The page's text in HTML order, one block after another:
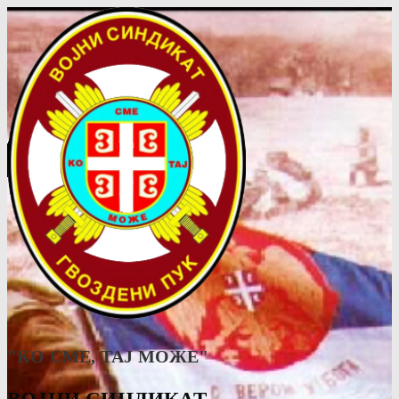
"КО СМЕ, ТАJ МОЖЕ"